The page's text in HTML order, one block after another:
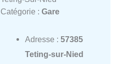
Catégorie : Gare
Adresse : 57385
Teting-sur-Nied